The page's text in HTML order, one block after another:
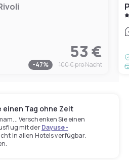
53 €
-47% 100 €pro Nacht
einen Tag ohne Zeit
Verschenken Sie einen
mit derDayuse-
in allen Hotels verfügbar.